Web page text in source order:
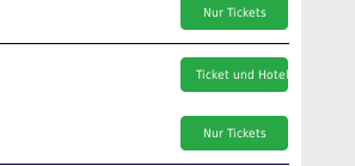
Nur Tickets
Ticket und Hotel
Nur Tickets